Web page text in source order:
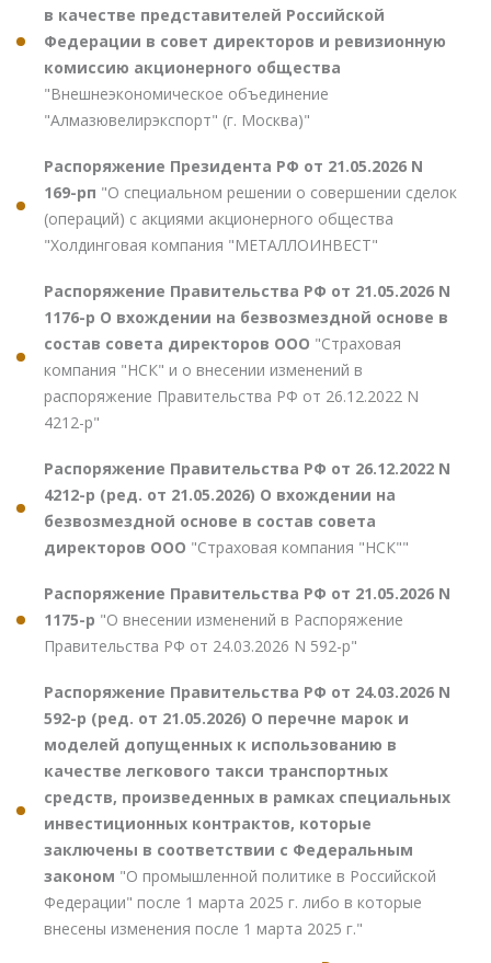
в качестве представителей Российской
Федерации в совет директоров и ревизионную
комиссию акционерного общества
"Внешнеэкономическое объединение
"Алмазювелирэкспорт" (г. Москва)"
Распоряжение Президента РФ от 21.05.2026 N
169-рп "О специальном решении о совершении сделок
(операций) с акциями акционерного общества
"Холдинговая компания "МЕТАЛЛОИНВЕСТ"
Распоряжение Правительства РФ от 21.05.2026 N
1176-р О вхождении на безвозмездной основе в
состав совета директоров ООО "Страховая
компания "НСК" и о внесении изменений в
распоряжение Правительства РФ от 26.12.2022 N
4212-р"
Распоряжение Правительства РФ от 26.12.2022 N
4212-р (ред. от 21.05.2026) О вхождении на
безвозмездной основе в состав совета
директоров ООО "Страховая компания "НСК""
Распоряжение Правительства РФ от 21.05.2026 N
1175-р "О внесении изменений в Распоряжение
Правительства РФ от 24.03.2026 N 592-р"
Распоряжение Правительства РФ от 24.03.2026 N
592-р (ред. от 21.05.2026) О перечне марок и
моделей допущенных к использованию в
качестве легкового такси транспортных
средств, произведенных в рамках специальных
инвестиционных контрактов, которые
заключены в соответствии с Федеральным
законом "О промышленной политике в Российской
Федерации" после 1 марта 2025 г. либо в которые
внесены изменения после 1 марта 2025 г."